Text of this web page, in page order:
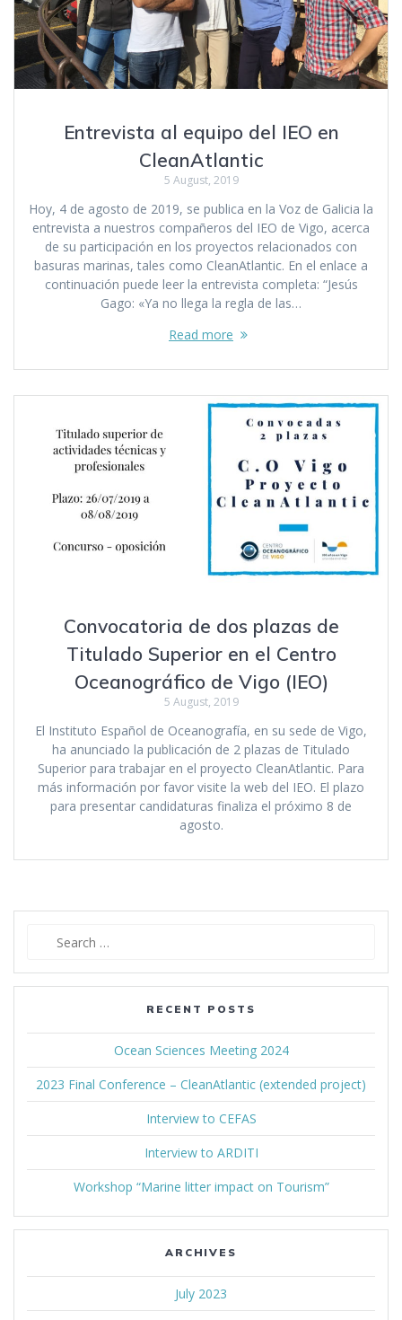
Entrevista al equipo del IEO en
CleanAtlantic
5 August, 2019
Hoy, 4 de agosto de 2019, se publica en la Voz de Galicia la
entrevista a nuestros compañeros del IEO de Vigo, acerca
de su participación en los proyectos relacionados con
basuras marinas, tales como CleanAtlantic. En el enlace a
continuación puede leer la entrevista completa: “Jesús
Gago: «Ya no llega la regla de las…
Read more
Convocatoria de dos plazas de
Titulado Superior en el Centro
Oceanográfico de Vigo (IEO)
5 August, 2019
El Instituto Español de Oceanografía, en su sede de Vigo,
ha anunciado la publicación de 2 plazas de Titulado
Superior para trabajar en el proyecto CleanAtlantic. Para
más información por favor visite la web del IEO. El plazo
para presentar candidaturas finaliza el próximo 8 de
agosto.
RECENT POSTS
Ocean Sciences Meeting 2024
2023 Final Conference – CleanAtlantic (extended project)
Interview to CEFAS
Interview to ARDITI
Workshop “Marine litter impact on Tourism”
ARCHIVES
July 2023